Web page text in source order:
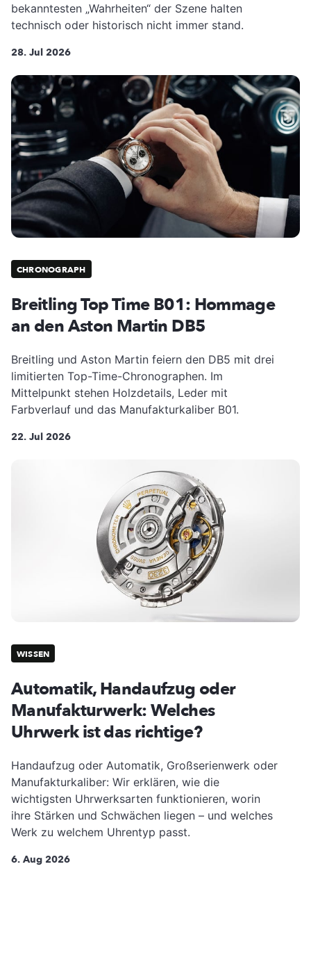
bekanntesten „Wahrheiten“ der Szene halten
technisch oder historisch nicht immer stand.
28. Jul 2026
CHRONOGRAPH
Breitling Top Time B01: Hommage
an den Aston Martin DB5
Breitling und Aston Martin feiern den DB5 mit drei
limitierten Top-Time-Chronographen. Im
Mittelpunkt stehen Holzdetails, Leder mit
Farbverlauf und das Manufakturkaliber B01.
22. Jul 2026
WISSEN
Automatik, Handaufzug oder
Manufakturwerk: Welches
Uhrwerk ist das richtige?
Handaufzug oder Automatik, Großserienwerk oder
Manufakturkaliber: Wir erklären, wie die
wichtigsten Uhrwerksarten funktionieren, worin
ihre Stärken und Schwächen liegen – und welches
Werk zu welchem Uhrentyp passt.
6. Aug 2026